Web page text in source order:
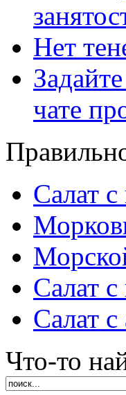
Нет
чате
Салат
Салат
Салат
Что-то